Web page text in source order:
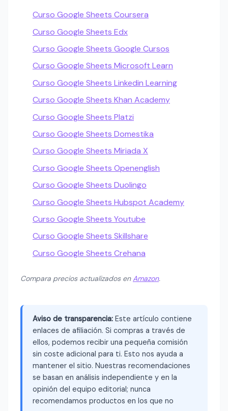
Curso Google Sheets Coursera
Curso Google Sheets Edx
Curso Google Sheets Google Cursos
Curso Google Sheets Microsoft Learn
Curso Google Sheets Linkedin Learning
Curso Google Sheets Khan Academy
Curso Google Sheets Platzi
Curso Google Sheets Domestika
Curso Google Sheets Miriada X
Curso Google Sheets Openenglish
Curso Google Sheets Duolingo
Curso Google Sheets Hubspot Academy
Curso Google Sheets Youtube
Curso Google Sheets Skillshare
Curso Google Sheets Crehana
Compara precios actualizados enAmazon.
Aviso de transparencia: Este artículo contiene
enlaces de afiliación. Si compras a través de
ellos, podemos recibir una pequeña comisión
sin coste adicional para ti. Esto nos ayuda a
mantener el sitio. Nuestras recomendaciones
se basan en análisis independiente y en la
opinión del equipo editorial; nunca
recomendamos productos en los que no